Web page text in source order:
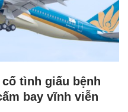
tình giấu bệnh
bay vĩnh viễn